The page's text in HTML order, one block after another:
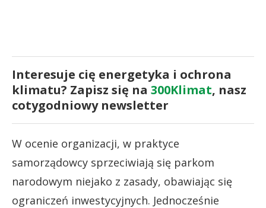
Interesuje cię energetyka i ochrona
klimatu? Zapisz się na 300Klimat, nasz
cotygodniowy newsletter
W ocenie organizacji, w praktyce
samorządowcy sprzeciwiają się parkom
narodowym niejako z zasady, obawiając się
ograniczeń inwestycyjnych. Jednocześnie